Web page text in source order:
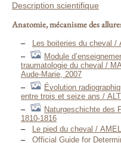
Description scientifique
Anatomie, mécanisme des
Les boiteries du cheval
Module
traumatologie du cheval /
Aude-Marie, 2007
Évolution
entre trois et seize ans /
Naturgeschichte des
1810-1816
Le pied du cheval /
Official Guide for